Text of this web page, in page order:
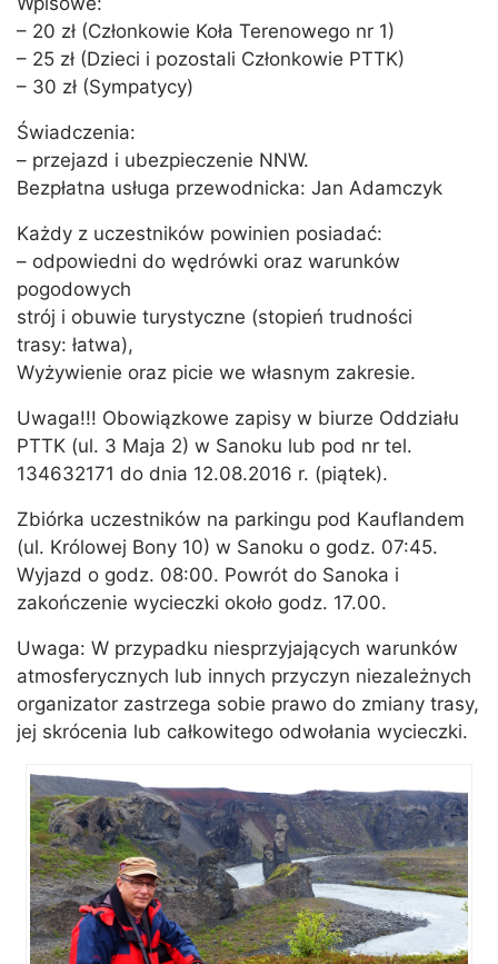
– 20 zł (Członkowie Koła Terenowego nr 1)
– 25 zł (Dzieci i pozostali Członkowie PTTK)
– 30 zł (Sympatycy)
Świadczenia:
– przejazd i ubezpieczenie NNW.
Bezpłatna usługa przewodnicka: Jan Adamczyk
Każdy z uczestników powinien posiadać:
– odpowiedni do wędrówki oraz warunków
pogodowych
strój i obuwie turystyczne (stopień trudności
trasy: łatwa),
Wyżywienie oraz picie we własnym zakresie.
Uwaga!!! Obowiązkowe zapisy w biurze Oddziału
PTTK (ul. 3 Maja 2) w Sanoku lub pod nr tel.
134632171 do dnia 12.08.2016 r. (piątek).
Zbiórka uczestników na parkingu pod Kauflandem
(ul. Królowej Bony 10) w Sanoku o godz. 07:45.
Wyjazd o godz. 08:00. Powrót do Sanoka i
zakończenie wycieczki około godz. 17.00.
Uwaga: W przypadku niesprzyjających warunków
atmosferycznych lub innych przyczyn niezależnych
organizator zastrzega sobie prawo do zmiany trasy,
jej skrócenia lub całkowitego odwołania wycieczki.